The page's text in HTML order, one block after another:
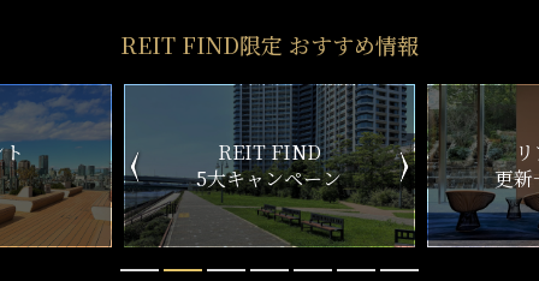
REIT FIND限定 おすすめ情報
ン
リアルタイム
更新一覧チェック
新